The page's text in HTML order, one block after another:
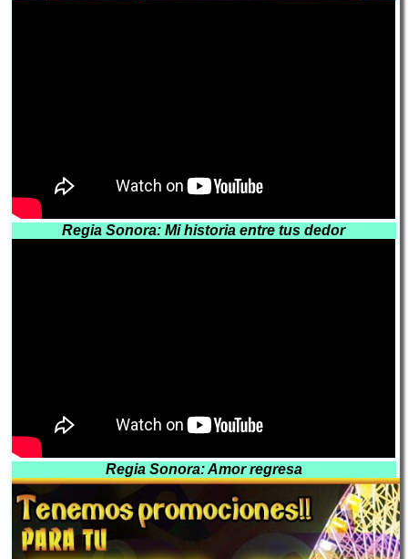
Regia Sonora: Mi historia entre tus dedor
Regia Sonora: Amor regresa